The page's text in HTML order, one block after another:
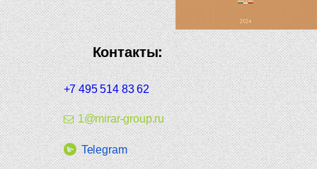
Контакты:
+7 495 514 83 62
1@mirar-group.ru
Telegram